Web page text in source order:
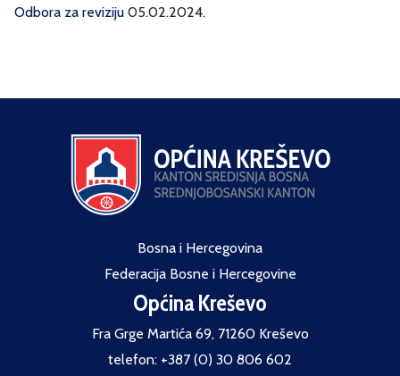
Odbora za reviziju 05.02.2024.
Bosna i Hercegovina
Federacija Bosne i Hercegovine
Općina Kreševo
Fra Grge Martića 69, 71260 Kreševo
telefon: +387 (0) 30 806 602